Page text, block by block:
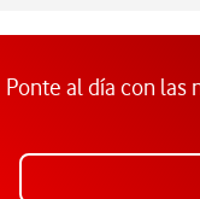
Ponte al día con las